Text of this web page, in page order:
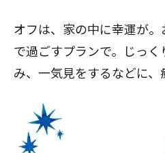
オフは、家の中に幸運が
で過ごすプランで。じっ
み、一気見をするなどに、